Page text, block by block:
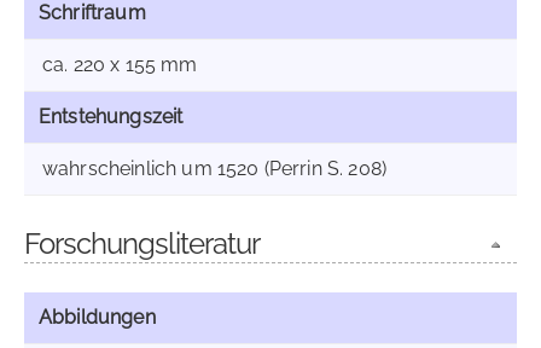
Schriftraum
ca. 220 x 155 mm
Entstehungszeit
wahrscheinlich um 1520 (Perrin S. 208)
Forschungsliteratur
Abbildungen